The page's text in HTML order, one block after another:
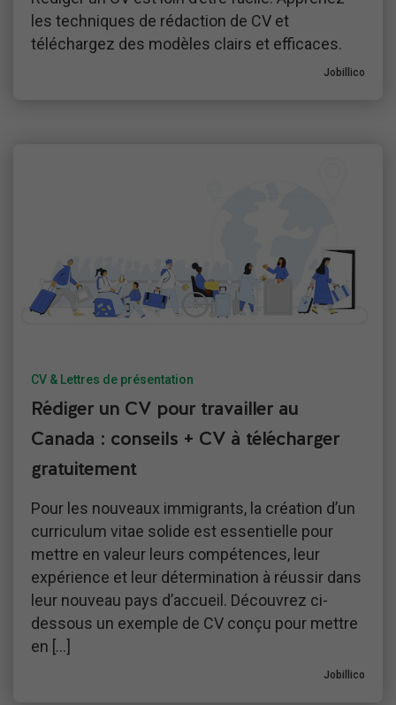
les techniques de rédaction de CV et
téléchargez des modèles clairs et efficaces.
Jobillico
CV & Lettres de présentation
Rédiger un CV pour travailler au
Canada : conseils + CV à télécharger
gratuitement
Pour les nouveaux immigrants, la création d’un
curriculum vitae solide est essentielle pour
mettre en valeur leurs compétences, leur
expérience et leur détermination à réussir dans
leur nouveau pays d’accueil. Découvrez ci-
dessous un exemple de CV conçu pour mettre
en […]
Jobillico